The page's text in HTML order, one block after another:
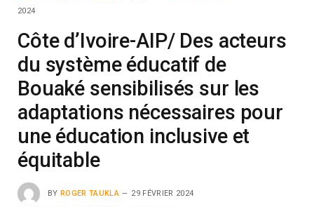
2024
Côte d’Ivoire-AIP/ Des acteurs
du système éducatif de
Bouaké sensibilisés sur les
adaptations nécessaires pour
une éducation inclusive et
équitable
BY ROGER TAUKLA 29 FÉVRIER 2024